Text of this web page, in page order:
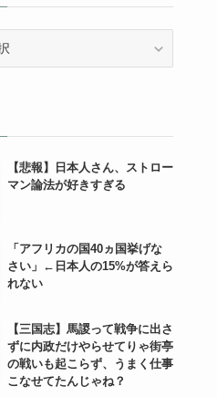
【悲報】日本人さん、ストロー
マン論法が好きすぎる
「アフリカの国40ヵ国挙げな
さい」←日本人の15%が答えら
れない
【三国志】馬謖って戦争に出さ
ずに内政だけやらせてりゃ街亭
の戦いも起こらず、うまく仕事
こなせてたんじゃね？